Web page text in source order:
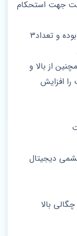
جهت استحکام
لنگه دارای لبه ضد کارت و ضد دیلم بوده و تعداد۳
با 9 زبانه همچنین از بالا و
افزایش
دیجیتال
بالا